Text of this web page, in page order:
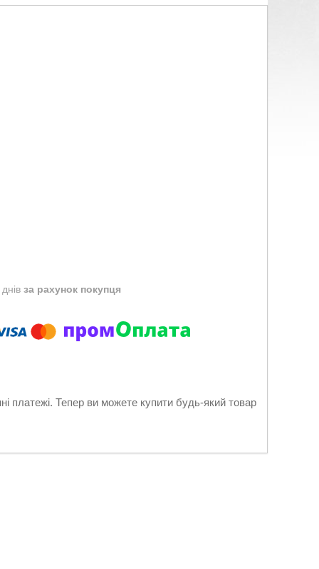
за рахунок покупця
платежі. Тепер ви можете купити будь-який товар